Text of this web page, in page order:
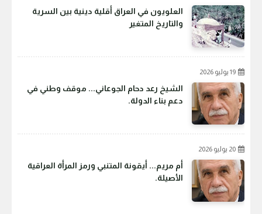
العلويون في العراق أقلية دينية بين السرية
والتاريخ المتغير
19 يوليو 2026
الشيخ رعد دحام الجوعاني... موقف وطني في
دعم بناء الدولة.
20 يوليو 2026
أم مريم... أيقونة المتنبي ورمز المرأة العراقية
الأصيلة.